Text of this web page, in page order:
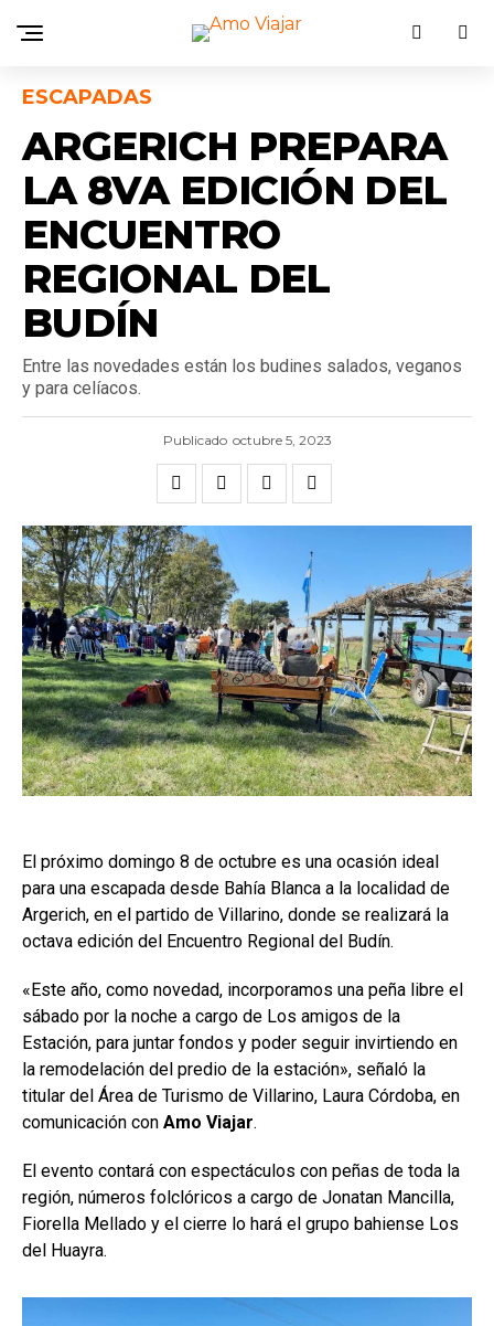
ESCAPADAS
ARGERICH PREPARA
LA 8VA EDICIÓN DEL
ENCUENTRO
REGIONAL DEL
BUDÍN
Entre las novedades están los budines salados, veganos
y para celíacos.
Publicado octubre 5, 2023
El próximo domingo 8 de octubre es una ocasión ideal
para una escapada desde Bahía Blanca a la localidad de
Argerich, en el partido de Villarino, donde se realizará la
octava edición del Encuentro Regional del Budín.
«Este año, como novedad, incorporamos una peña libre el
sábado por la noche a cargo de Los amigos de la
Estación, para juntar fondos y poder seguir invirtiendo en
la remodelación del predio de la estación», señaló la
titular del Área de Turismo de Villarino, Laura Córdoba, en
comunicación con Amo Viajar.
El evento contará con espectáculos con peñas de toda la
región, números folclóricos a cargo de Jonatan Mancilla,
Fiorella Mellado y el cierre lo hará el grupo bahiense Los
del Huayra.